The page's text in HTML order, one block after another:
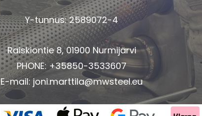
Y-tunnus: 2589072-4
Raiskiontie 8, 01900 Nurmijärvi
PHONE: +35850-3533607
E-mail: joni.marttila@mwsteel.eu